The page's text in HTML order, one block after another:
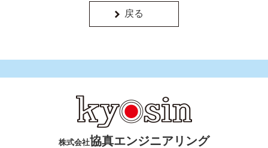
戻る
株式会社協真エンジニアリング